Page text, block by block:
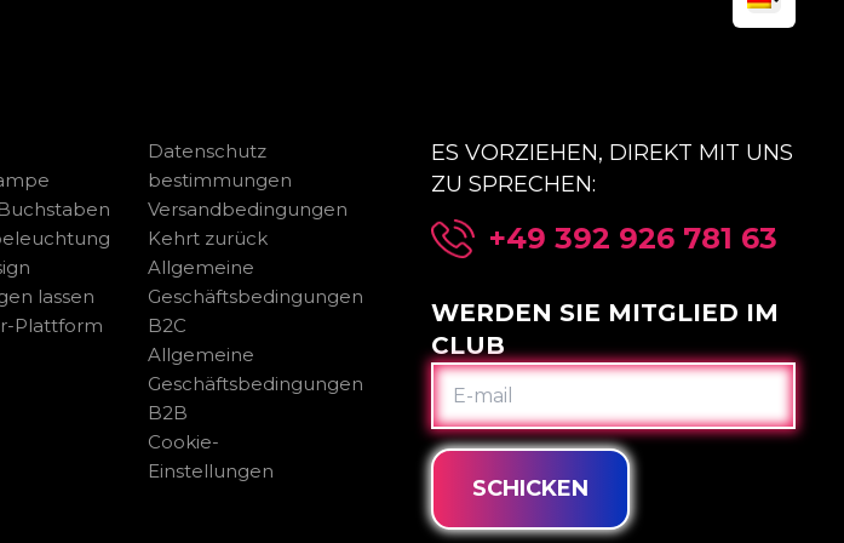
lassen
Plattform
Datenschutz
bestimmungen
Versandbedingungen
Kehrt zurück
Allgemeine
Geschäftsbedingungen
B2C
Allgemeine
Geschäftsbedingungen
B2B
Cookie-
Einstellungen
ES VORZIEHEN, DIREKT MIT UNS
ZU SPRECHEN:
+49 392 926 781 63
WERDEN SIE MITGLIED IM
CLUB
E-
MAIL
SCHICKEN